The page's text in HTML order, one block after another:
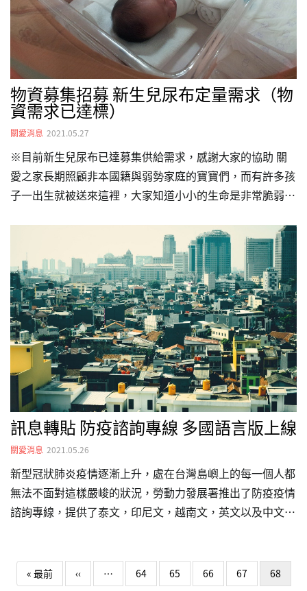
物資募集招募 新生兒尿布定量需求（物
資需求已達標）
關愛消息 2021.05.27
※目前新生兒尿布已達募集供給需求，感謝大家的協助 關
愛之家長期照顧非本國籍與弱勢家庭的寶寶們，而有許多孩
子一出生就被送來這裡，大家知道小小的生命是非常脆弱
新生兒的尿布（NB尿布），希望讓孩子稚嫩的肌膚比較不
會有尿布疹，畢竟每個孩子我們都會細心呵護。 目前庫存
盤點所剩無幾，希望能夠募集到40箱（一箱約3-4包）， 物
資需求跟內容請參考官網物資頁面，或撥文山服務中心電話
02-2239-3805 再次感謝大家的愛心～
訊息轉貼 防疫諮詢專線 多國語言版上線
關愛消息 2021.05.26
新型冠狀肺炎疫情逐漸上升，處在台灣島嶼上的每一個人都
無法不面對這樣嚴峻的狀況，勞動力發展署推出了防疫疫情
諮詢專線，提供了泰文，印尼文，越南文，英文以及中文的
Pagination
« 最前First page
‹‹Previous page
… 64 65 66 67 68